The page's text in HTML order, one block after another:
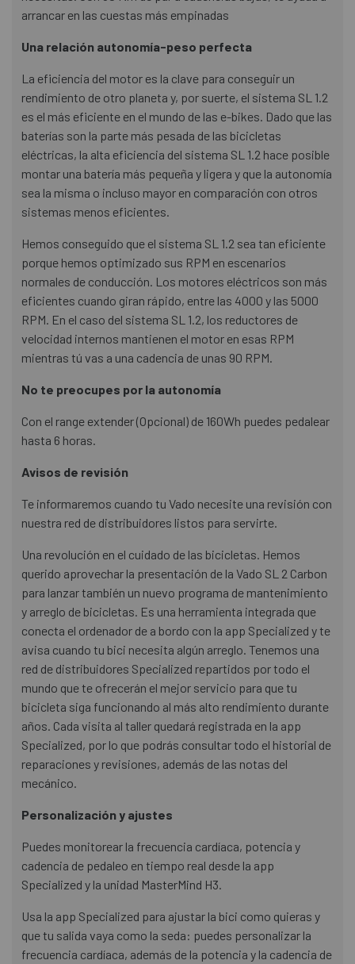
arrancar en las cuestas más empinadas
Una relación autonomía-peso perfecta
La eficiencia del motor es la clave para conseguir un
rendimiento de otro planeta y, por suerte, el sistema SL 1.2
es el más eficiente en el mundo de las e-bikes. Dado que las
baterías son la parte más pesada de las bicicletas
eléctricas, la alta eficiencia del sistema SL 1.2 hace posible
montar una batería más pequeña y ligera y que la autonomía
sea la misma o incluso mayor en comparación con otros
sistemas menos eficientes.
Hemos conseguido que el sistema SL 1.2 sea tan eficiente
porque hemos optimizado sus RPM en escenarios
normales de conducción. Los motores eléctricos son más
eficientes cuando giran rápido, entre las 4000 y las 5000
RPM. En el caso del sistema SL 1.2, los reductores de
velocidad internos mantienen el motor en esas RPM
mientras tú vas a una cadencia de unas 90 RPM.
No te preocupes por la autonomía
Con el range extender (Opcional) de 160Wh puedes pedalear
hasta 6 horas.
Avisos de revisión
Te informaremos cuando tu Vado necesite una revisión con
nuestra red de distribuidores listos para servirte.
Una revolución en el cuidado de las bicicletas. Hemos
querido aprovechar la presentación de la Vado SL 2 Carbon
para lanzar también un nuevo programa de mantenimiento
y arreglo de bicicletas. Es una herramienta integrada que
conecta el ordenador de a bordo con la app Specialized y te
avisa cuando tu bici necesita algún arreglo. Tenemos una
red de distribuidores Specialized repartidos por todo el
mundo que te ofrecerán el mejor servicio para que tu
bicicleta siga funcionando al más alto rendimiento durante
años. Cada visita al taller quedará registrada en la app
Specialized, por lo que podrás consultar todo el historial de
reparaciones y revisiones, además de las notas del
mecánico.
Personalización y ajustes
Puedes monitorear la frecuencia cardíaca, potencia y
cadencia de pedaleo en tiempo real desde la app
Specialized y la unidad MasterMind H3.
Usa la app Specialized para ajustar la bici como quieras y
que tu salida vaya como la seda: puedes personalizar la
frecuencia cardíaca, además de la potencia y la cadencia de